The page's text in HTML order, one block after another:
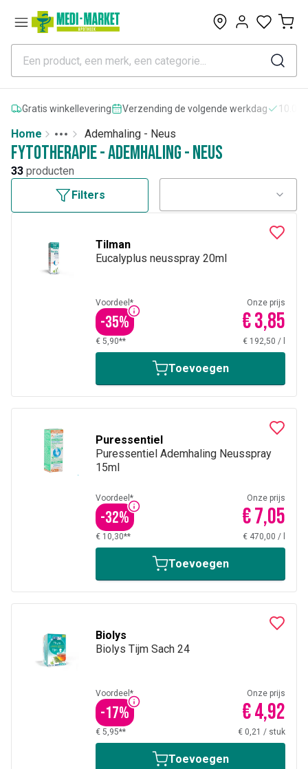
0
Gratis winkellevering Verzending de volgende werkdag
Home
More
Toggle menu
Ademhaling - Neus
Fytotherapie - Ademhaling - Neus
33 producten
Filters
Tilman
Eucalyplus neusspray 20ml
Voordeel*
-35%
Onze prijs
€ 3,85
€ 5,90** € 192,50 /
Toevoegen
Puressentiel
Puressentiel Ademhaling Neusspray
15ml
Voordeel*
-32%
Onze prijs
€ 7,05
€ 10,30** € 470,00 /
Toevoegen
Biolys
Biolys Tijm Sach 24
Voordeel*
-17%
Onze prijs
€ 4,92
€ 5,95** € 0,21 / stuk
Toevoegen